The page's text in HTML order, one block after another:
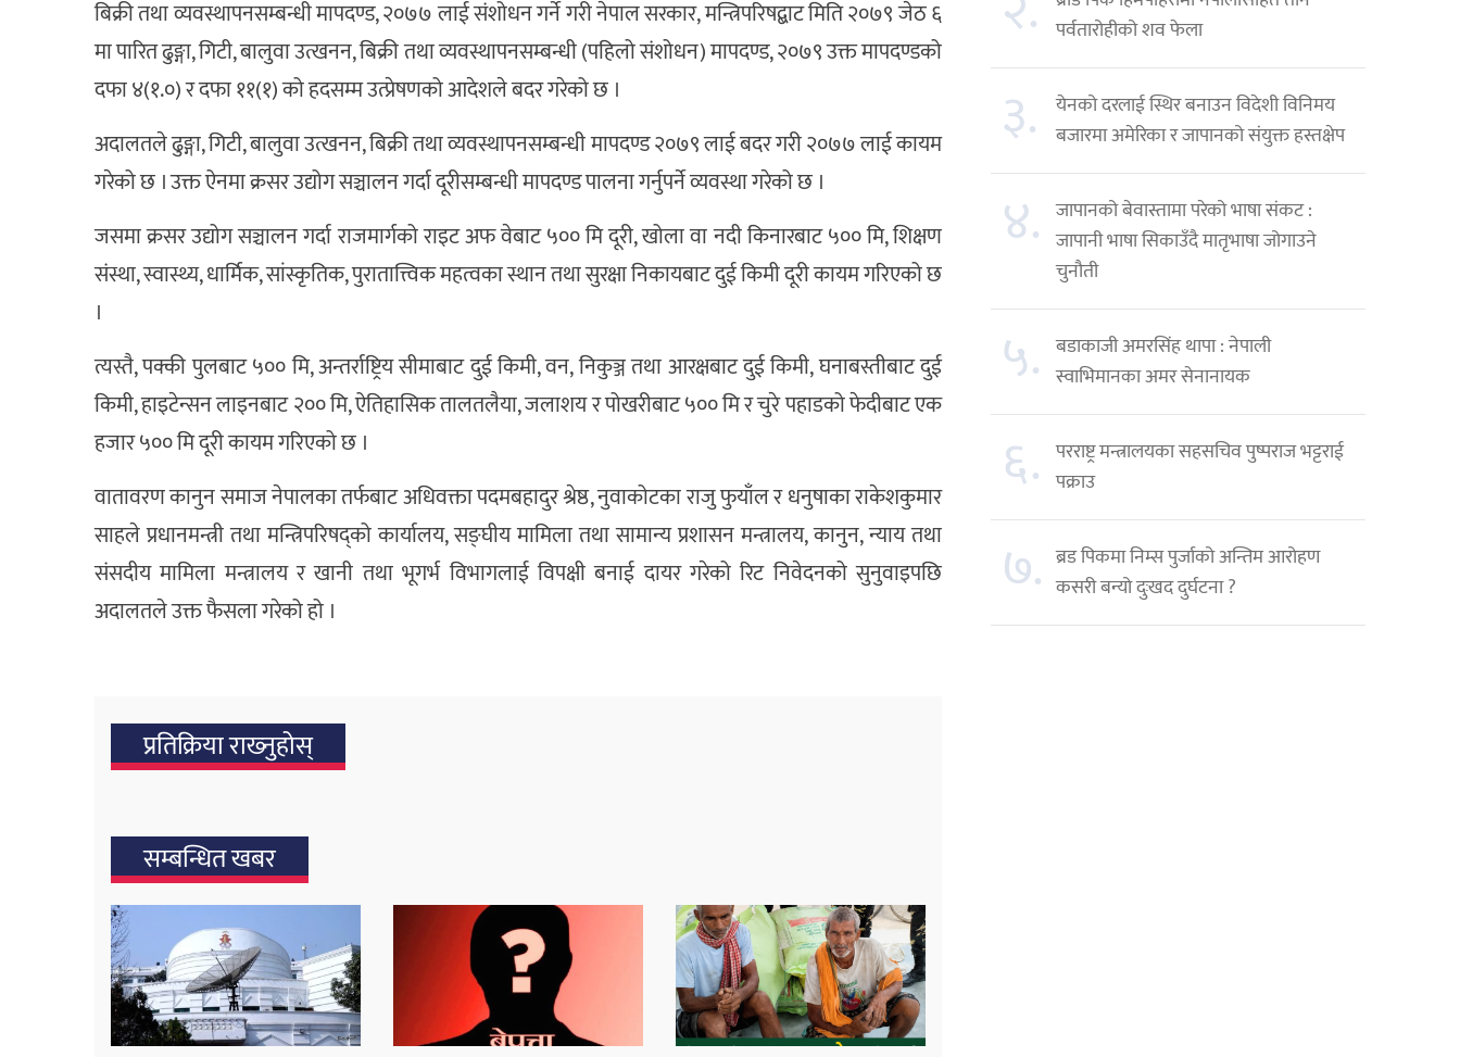
बिक्री तथा व्यवस्थापनसम्बन्धी मापदण्ड, २०७७ लाई संशोधन गर्ने गरी नेपाल सरकार, मन्त्रिपरिषद्बाट मिति २०७९ जेठ ६
मा पारित ढुङ्गा, गिटी, बालुवा उत्खनन, बिक्री तथा व्यवस्थापनसम्बन्धी (पहिलो संशोधन) मापदण्ड, २०७९ उक्त मापदण्डको
दफा ४(१.०) र दफा ११(१) को हदसम्म उत्प्रेषणको आदेशले बदर गरेको छ ।
अदालतले ढुङ्गा, गिटी, बालुवा उत्खनन, बिक्री तथा व्यवस्थापनसम्बन्धी मापदण्ड २०७९ लाई बदर गरी २०७७ लाई कायम
गरेको छ । उक्त ऐनमा क्रसर उद्योग सञ्चालन गर्दा दूरीसम्बन्धी मापदण्ड पालना गर्नुपर्ने व्यवस्था गरेको छ ।
जसमा क्रसर उद्योग सञ्चालन गर्दा राजमार्गको राइट अफ वेबाट ५०० मि दूरी, खोला वा नदी किनारबाट ५०० मि, शिक्षण
संस्था, स्वास्थ्य, धार्मिक, सांस्कृतिक, पुरातात्त्विक महत्वका स्थान तथा सुरक्षा निकायबाट दुई किमी दूरी कायम गरिएको छ
।
त्यस्तै, पक्की पुलबाट ५०० मि, अन्तर्राष्ट्रिय सीमाबाट दुई किमी, वन, निकुञ्ज तथा आरक्षबाट दुई किमी, घनाबस्तीबाट दुई
किमी, हाइटेन्सन लाइनबाट २०० मि, ऐतिहासिक तालतलैया, जलाशय र पोखरीबाट ५०० मि र चुरे पहाडको फेदीबाट एक
हजार ५०० मि दूरी कायम गरिएको छ ।
वातावरण कानुन समाज नेपालका तर्फबाट अधिवक्ता पदमबहादुर श्रेष्ठ, नुवाकोटका राजु फुयाँल र धनुषाका राकेशकुमार
साहले प्रधानमन्त्री तथा मन्त्रिपरिषद्को कार्यालय, सङ्घीय मामिला तथा सामान्य प्रशासन मन्त्रालय, कानुन, न्याय तथा
संसदीय मामिला मन्त्रालय र खानी तथा भूगर्भ विभागलाई विपक्षी बनाई दायर गरेको रिट निवेदनको सुनुवाइपछि
अदालतले उक्त फैसला गरेको हो ।
प्रतिक्रिया राख्‍नुहोस्
सम्बन्धित खबर
पर्वतारोहीको शव फेला
३.
येनको दरलाई स्थिर बनाउन विदेशी विनिमय
बजारमा अमेरिका र जापानको संयुक्त हस्तक्षेप
४. जापानको बेवास्तामा परेको भाषा संकट :
जापानी भाषा सिकाउँदै मातृभाषा जोगाउने
चुनौती
५. बडाकाजी अमरसिंह थापा : नेपाली
स्वाभिमानका अमर सेनानायक
६. परराष्ट्र मन्त्रालयका सहसचिव पुष्पराज भट्टराई
पक्राउ
७. ब्रड पिकमा निम्स पुर्जाको अन्तिम आरोहण
कसरी बन्यो दुःखद दुर्घटना ?